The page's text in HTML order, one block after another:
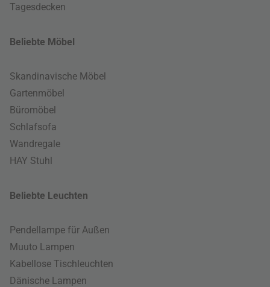
Tagesdecken
Beliebte Möbel
Skandinavische Möbel
Gartenmöbel
Büromöbel
Schlafsofa
Wandregale
HAY Stuhl
Beliebte Leuchten
Pendellampe für Außen
Muuto Lampen
Kabellose Tischleuchten
Dänische Lampen